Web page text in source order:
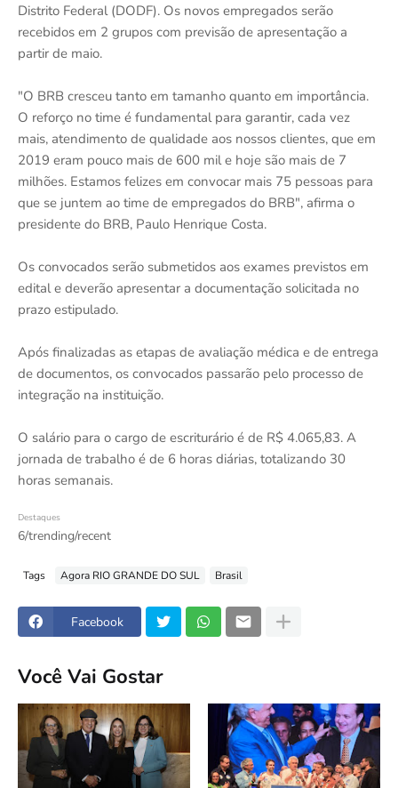
Distrito Federal (DODF). Os novos empregados serão
recebidos em 2 grupos com previsão de apresentação a
partir de maio.
"O BRB cresceu tanto em tamanho quanto em importância.
O reforço no time é fundamental para garantir, cada vez
mais, atendimento de qualidade aos nossos clientes, que em
2019 eram pouco mais de 600 mil e hoje são mais de 7
milhões. Estamos felizes em convocar mais 75 pessoas para
que se juntem ao time de empregados do BRB", afirma o
presidente do BRB, Paulo Henrique Costa.
Os convocados serão submetidos aos exames previstos em
edital e deverão apresentar a documentação solicitada no
prazo estipulado.
Após finalizadas as etapas de avaliação médica e de entrega
de documentos, os convocados passarão pelo processo de
integração na instituição.
O salário para o cargo de escriturário é de R$ 4.065,83. A
jornada de trabalho é de 6 horas diárias, totalizando 30
horas semanais.
Destaques
6/trending/recent
Tags Agora RIO GRANDE DO SUL Brasil
Facebook
Você Vai Gostar